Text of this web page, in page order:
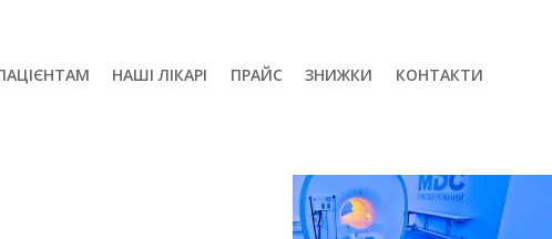
НАШІ ЛІКАРІ ПРАЙС ЗНИЖКИ КОНТАКТИ